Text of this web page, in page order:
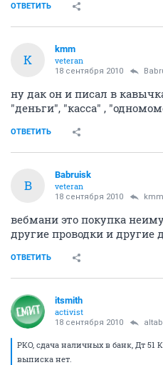
ОТВЕТИТЬ
K
kmm
veteran
18 сентября 2010
ну дак он и писал в
"деньги", "касса" ,
ОТВЕТИТЬ
B
Babruisk
veteran
18 сентября 2010 kmm
вебмани это покупка
другие проводки и другие
ОТВЕТИТЬ
itsmith
activist
18 сентября 2010
РКО, сдача наличных в банк, Дт 51
выписка нет.